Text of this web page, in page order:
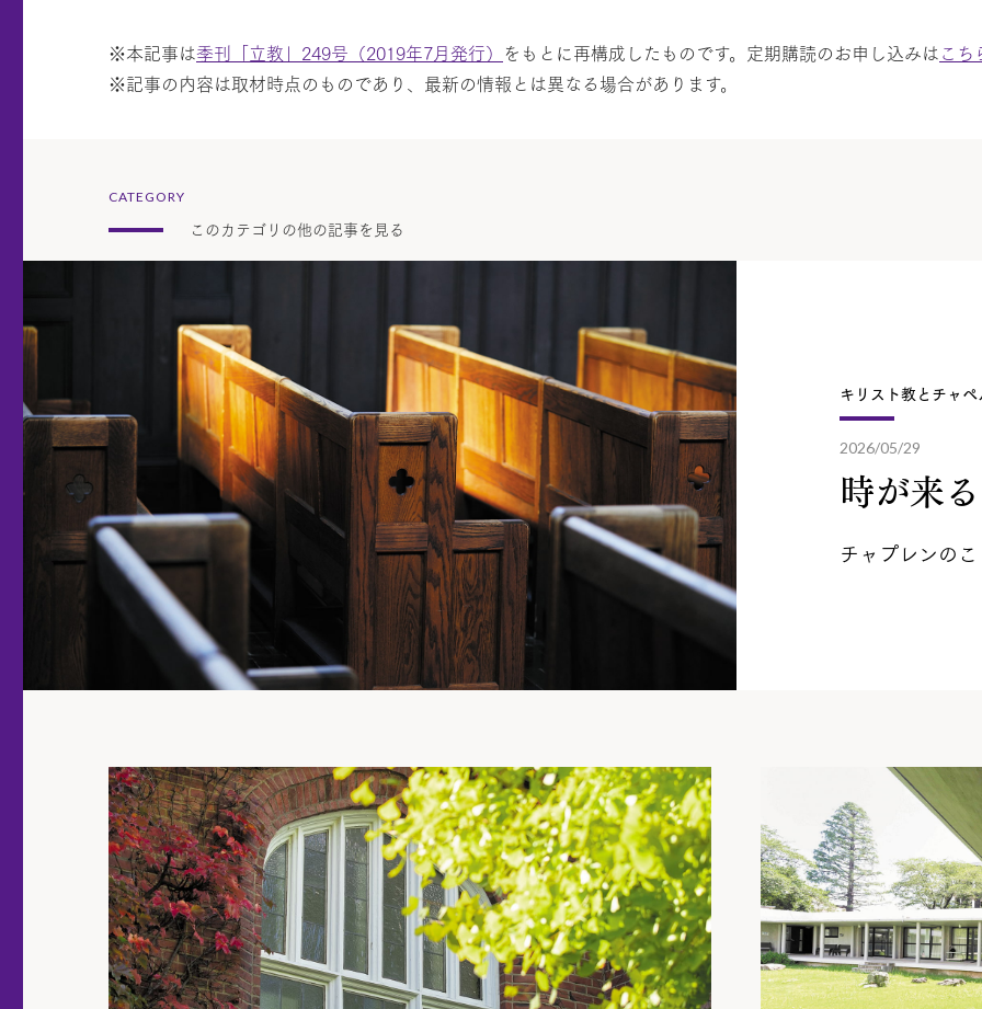
※本記事は季刊「立教」249号（2019年7月発行） をもとに再構成したものです。定期購読のお申し込みはこち
※記事の内容は取材時点のものであり、最新の情報とは異なる場合があります。
CATEGORY
このカテゴリの他の記事を見る
キリスト教とチャ
2026/05/29
時が来る
チャプレンの